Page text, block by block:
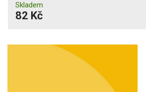
Skladem
82 Kč